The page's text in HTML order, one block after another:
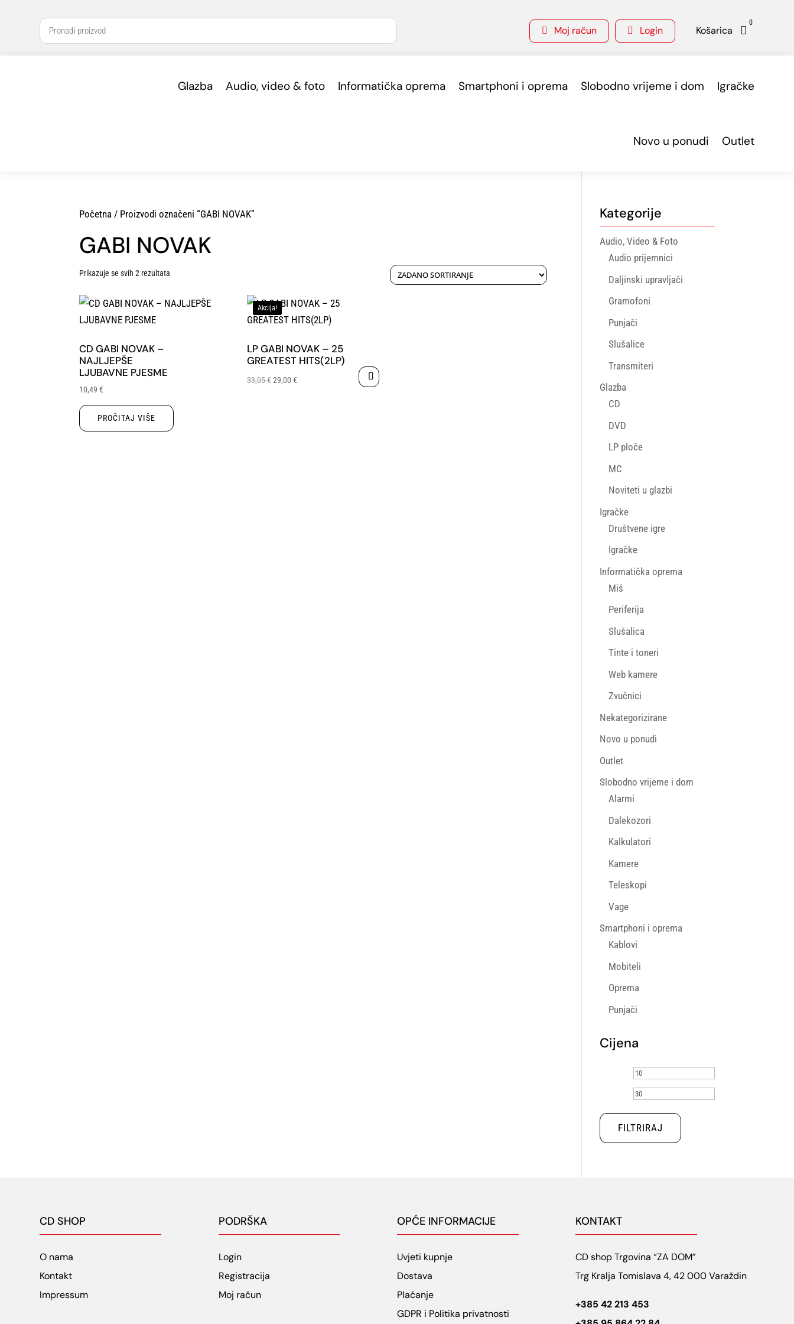
 Moj račun  Login Košarica 
0
Glazba Audio, video & foto Informatička oprema Smartphoni i oprema Slobodno vrijeme i dom Igračke
Novo u ponudi Outlet
Početna / Proizvodi označeni “GABI NOVAK”
GABI NOVAK
Prikazuje se svih 2 rezultata
CD GABI NOVAK –
NAJLJEPŠE
LJUBAVNE PJESME
10,49€
PROČITAJ VIŠE
Akcija!
LP GABI NOVAK – 25
GREATEST HITS(2LP)
33,05€Izvorna
29,00 €Trenutna
Kategorije
Audio, Video & Foto
Audio prijemnici
Daljinski upravljači
Gramofoni
Punjači
Slušalice
Transmiteri
Glazba
CD
DVD
LP ploče
MC
Noviteti u glazbi
Igračke
Društvene igre
Igračke
Informatička oprema
Miš
Periferija
Slušalica
Tinte i toneri
Web kamere
Zvučnici
Nekategorizirane
Novo u ponudi
Outlet
Slobodno vrijeme i dom
Alarmi
Dalekozori
Kalkulatori
Kamere
Teleskopi
Vage
Smartphoni i oprema
Kablovi
Mobiteli
Oprema
Punjači
Cijena
Min
cijena
FILTRIRAJ
CD SHOP
O nama
Kontakt
Impressum
PODRŠKA
Login
Registracija
Moj račun
OPĆE INFORMACIJE
Uvjeti kupnje
Dostava
Plaćanje
GDPR i Politika privatnosti
KONTAKT
CD shop Trgovina “ZA DOM”
Trg Kralja Tomislava 4, 42 000 Varaždin
+385 42 213 453